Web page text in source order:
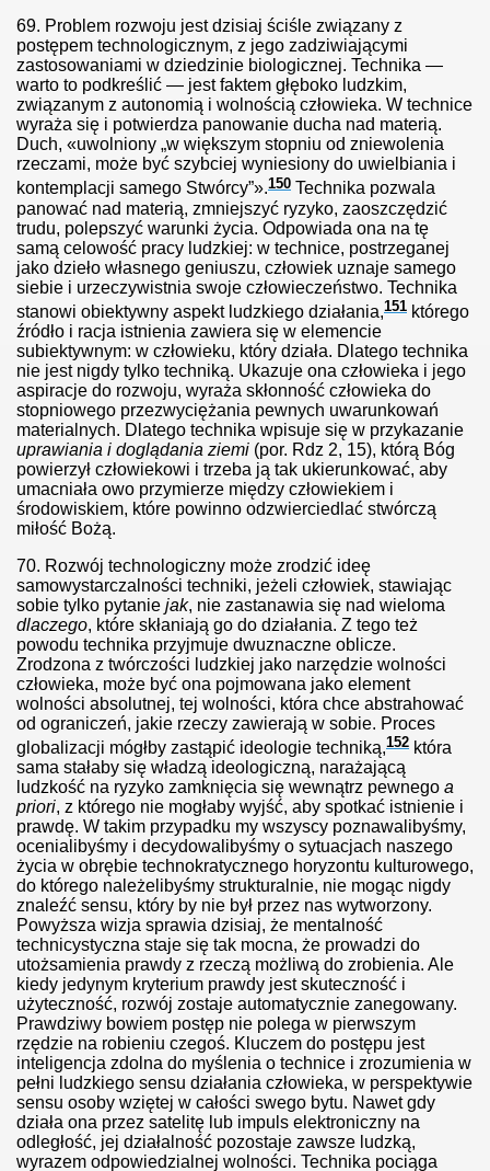
69. Problem rozwoju jest dzisiaj ściśle związany z
postępem technologicznym, z jego zadziwiającymi
zastosowaniami w dziedzinie biologicznej. Technika —
warto to podkreślić — jest faktem głęboko ludzkim,
związanym z autonomią i wolnością człowieka. W technice
wyraża się i potwierdza panowanie ducha nad materią.
Duch, «uwolniony „w większym stopniu od zniewolenia
rzeczami, może być szybciej wyniesiony do uwielbiania i
kontemplacji samego Stwórcy”».150 Technika pozwala
panować nad materią, zmniejszyć ryzyko, zaoszczędzić
trudu, polepszyć warunki życia. Odpowiada ona na tę
samą celowość pracy ludzkiej: w technice, postrzeganej
jako dzieło własnego geniuszu, człowiek uznaje samego
siebie i urzeczywistnia swoje człowieczeństwo. Technika
stanowi obiektywny aspekt ludzkiego działania,151 którego
źródło i racja istnienia zawiera się w elemencie
subiektywnym: w człowieku, który działa. Dlatego technika
nie jest nigdy tylko techniką. Ukazuje ona człowieka i jego
aspiracje do rozwoju, wyraża skłonność człowieka do
stopniowego przezwyciężania pewnych uwarunkowań
materialnych. Dlatego technika wpisuje się w przykazanie
uprawiania i doglądania ziemi (por. Rdz 2, 15), którą Bóg
powierzył człowiekowi i trzeba ją tak ukierunkować, aby
umacniała owo przymierze między człowiekiem i
środowiskiem, które powinno odzwierciedlać stwórczą
miłość Bożą.
70. Rozwój technologiczny może zrodzić ideę
samowystarczalności techniki, jeżeli człowiek, stawiając
sobie tylko pytanie jak, nie zastanawia się nad wieloma
dlaczego, które skłaniają go do działania. Z tego też
powodu technika przyjmuje dwuznaczne oblicze.
Zrodzona z twórczości ludzkiej jako narzędzie wolności
człowieka, może być ona pojmowana jako element
wolności absolutnej, tej wolności, która chce abstrahować
od ograniczeń, jakie rzeczy zawierają w sobie. Proces
globalizacji mógłby zastąpić ideologie techniką,152 która
sama stałaby się władzą ideologiczną, narażającą
ludzkość na ryzyko zamknięcia się wewnątrz pewnego a
priori, z którego nie mogłaby wyjść, aby spotkać istnienie i
prawdę. W takim przypadku my wszyscy poznawalibyśmy,
ocenialibyśmy i decydowalibyśmy o sytuacjach naszego
życia w obrębie technokratycznego horyzontu kulturowego,
do którego należelibyśmy strukturalnie, nie mogąc nigdy
znaleźć sensu, który by nie był przez nas wytworzony.
Powyższa wizja sprawia dzisiaj, że mentalność
technicystyczna staje się tak mocna, że prowadzi do
utożsamienia prawdy z rzeczą możliwą do zrobienia. Ale
kiedy jedynym kryterium prawdy jest skuteczność i
użyteczność, rozwój zostaje automatycznie zanegowany.
Prawdziwy bowiem postęp nie polega w pierwszym
rzędzie na robieniu czegoś. Kluczem do postępu jest
inteligencja zdolna do myślenia o technice i zrozumienia w
pełni ludzkiego sensu działania człowieka, w perspektywie
sensu osoby wziętej w całości swego bytu. Nawet gdy
działa ona przez satelitę lub impuls elektroniczny na
odległość, jej działalność pozostaje zawsze ludzką,
wyrazem odpowiedzialnej wolności. Technika pociąga
W ojt yły
KOŚCIOŁA
i przedszkolach... A gimnazja?!
cechy"?
o 150 proc
i pokłosie
prawa małżeńskiego
z kobietą?
LICZY SIĘ POSTĘPOWANIE
potrzebujemy.